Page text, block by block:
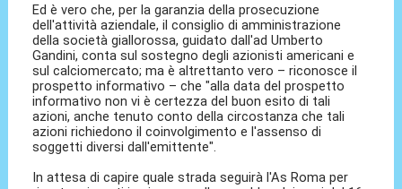
Ed è vero che, per la garanzia della prosecuzione
dell'attività aziendale, il consiglio di amministrazione
della società giallorossa, guidato dall'ad Umberto
Gandini, conta sul sostegno degli azionisti americani e
sul calciomercato; ma è altrettanto vero – riconosce il
prospetto informativo – che "alla data del prospetto
informativo non vi è certezza del buon esito di tali
azioni, anche tenuto conto della circostanza che tali
azioni richiedono il coinvolgimento e l'assenso di
soggetti diversi dall'emittente".
In attesa di capire quale strada seguirà l'As Roma per